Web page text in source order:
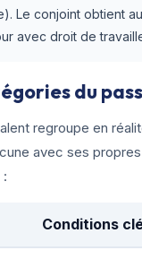
Le conjoint obtient
avec droit de
du
regroupe en
avec ses
Conditions